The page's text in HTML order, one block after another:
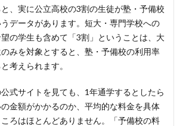
、実に公立高校の3割の生徒が塾・予備校
データがあります。短大・専門学校への
の学生も含めて「3割」ということは、大
みを対象とすると、塾・予備校の利用率
考えられます。
式サイトを見ても、1年通学するとしたら
金額がかかるのか、平均的な料金を具体
ろはほとんどありません。「予備校の料